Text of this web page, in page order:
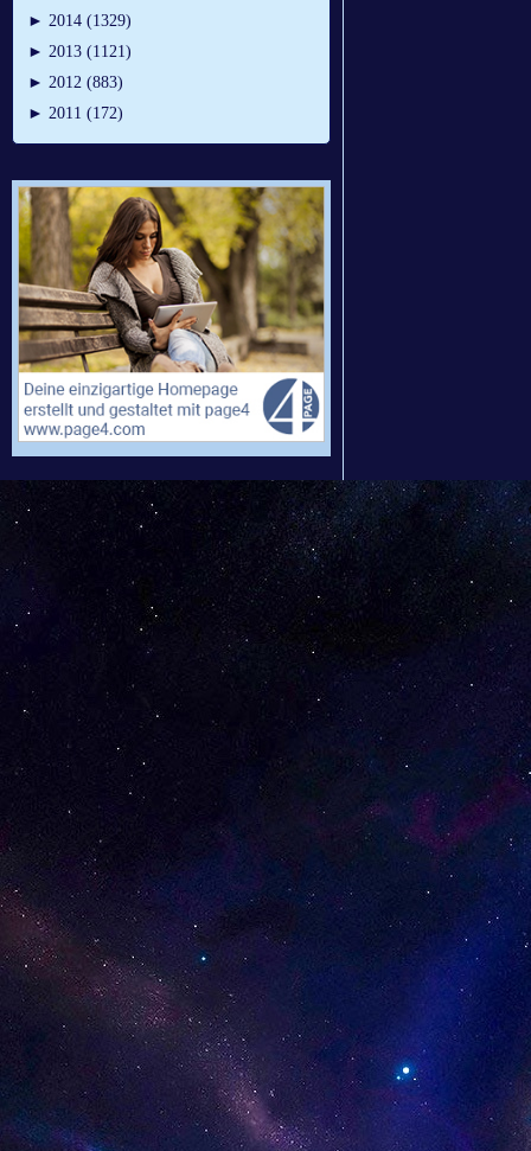
► 2014 (1329)
► 2013 (1121)
► 2012 (883)
► 2011 (172)